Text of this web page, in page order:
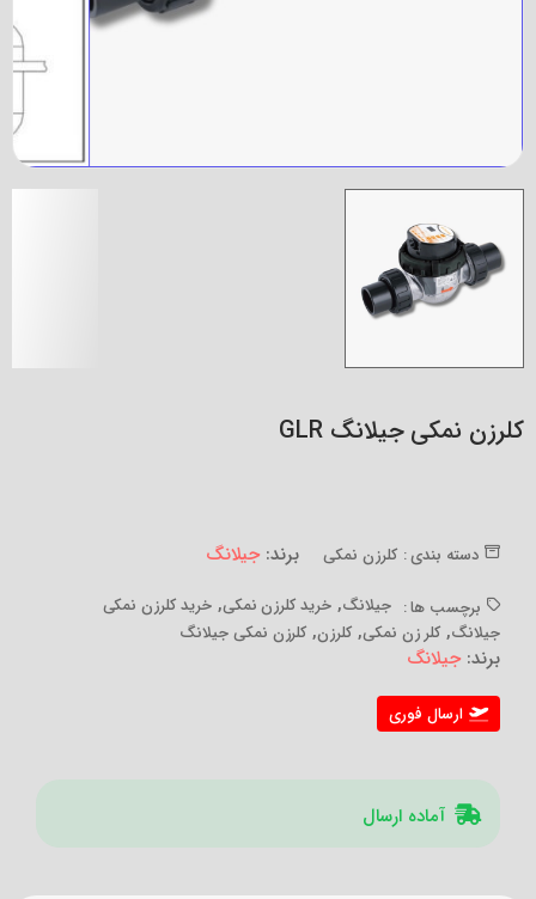
کلرزن نمکی جیلانگ GLR
دسته بندی : کلرزن نمکی برند: جیلانگ
برچسب ها : جیلانگ,خرید کلرزن نمکی,خرید کلرزن نمکی
جیلانگ, کلر زن نمکی,کلرزن, کلرزن نمکی جیلانگ
برند: جیلانگ
ارسال فوری
آماده ارسال